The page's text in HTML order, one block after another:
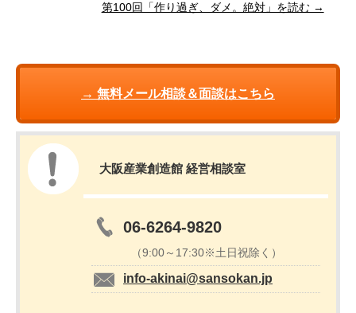
第100回「作り過ぎ、ダメ。絶対」を読む →
→ 無料メール相談＆面談はこちら
大阪産業創造館 経営相談室
06-6264-9820
（9:00～17:30※土日祝除く）
info-akinai@sansokan.jp